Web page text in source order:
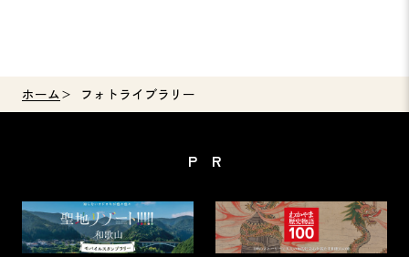
ホーム フォトライブラリー
PR